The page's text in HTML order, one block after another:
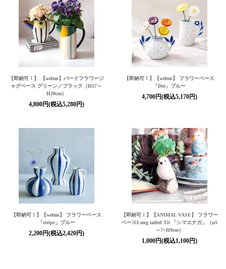
【即納可！】 【welms】バードフラワージ
ャグベース グリーン／ブラック（H17～
H20cm）
4,800円(税込5,280円)
【即納可！】【welms】 フラワーベース
「Dot」ブルー
4,700円(税込5,170円)
【即納可！】【welms】 フラワーベース
「stripe」ブルー
2,200円(税込2,420円)
【即納可！】【ANIMAL VASE】 フラワー
ベースLong tailed Tit 「シマエナガ」（φ5
～7×H9cm）
1,000円(税込1,100円)